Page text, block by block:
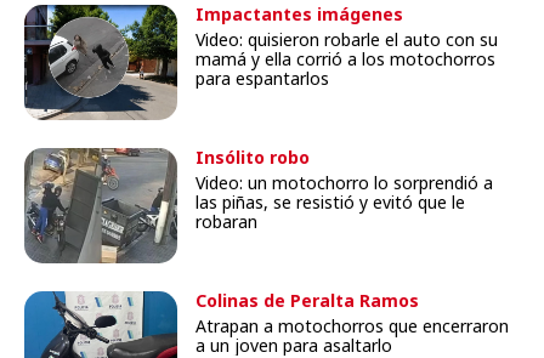
Impactantes imágenes
Video: quisieron robarle el auto con su
mamá y ella corrió a los motochorros
para espantarlos
Insólito robo
Video: un motochorro lo sorprendió a
las piñas, se resistió y evitó que le
robaran
Colinas de Peralta Ramos
Atrapan a motochorros que encerraron
a un joven para asaltarlo